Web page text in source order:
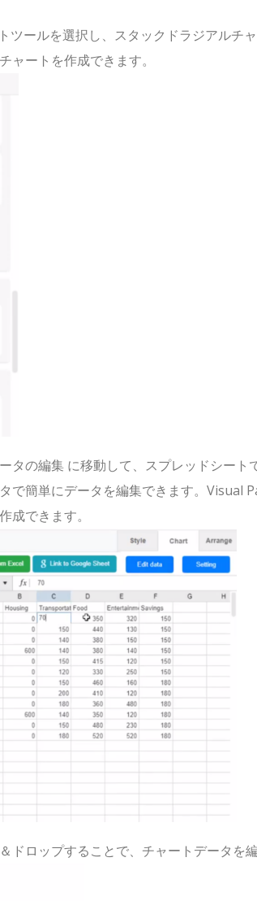
ールを選択し、スタックドラジアルチ
ャートを作成できます。
の編集 に移動して、スプレッドシート
で簡単にデータを編集できます。Visual
成できます。
ドロップすることで、チャートデータを